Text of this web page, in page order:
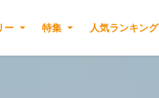
ー 特集 人気ランキング